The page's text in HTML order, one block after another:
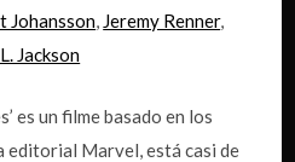
Johansson, Jeremy Renner,
Jackson
es un filme basado en los
editorial Marvel, está casi de